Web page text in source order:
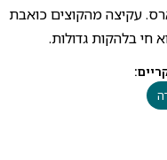
עקיצה מהקוצים כואבת
חי בלהקות גדולות.
: